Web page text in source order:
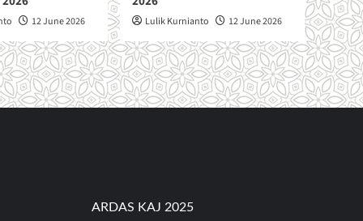
L
R
M
I
N
12 June 2026 Lulik Kurnianto 12 June 2026
ARDAS KAJ 2025